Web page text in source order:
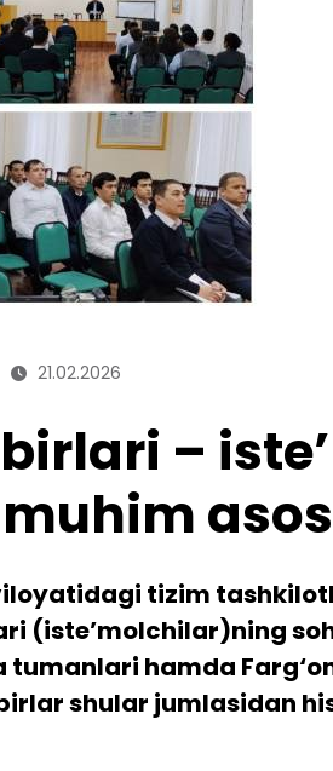
21.02.2026
–
tizim
(iste’molchilar)ning
tumanlari hamda
shular jumlasidan